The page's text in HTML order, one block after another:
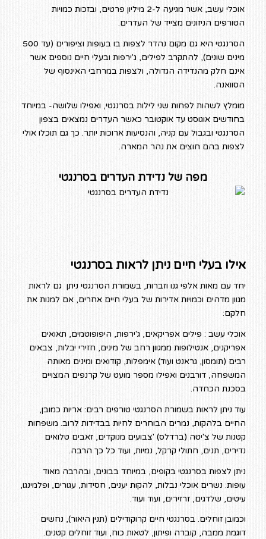
אוכלי עשב, אשר מגיעה ל-2 מיליון פרטים, ובזכות כמויות
הטורפים הניזונים מצייד של העדרים.
הסרנגטי היא גם מקום נהדר לצפות בו בעופות וציפורים (עד 500
מינים שונים), להתקרב לפילים, ג'ירפות ובעלי חיים נוספים אשר
אינם חלק מהנדידה הגדולה, ולצפות במרחבי האינסוף של
הסוואנה.
מומלץ לשהות לפחות שני לילות בסרנגטי, ואפילו שלושה- במיוחד
בחודשים אוגוסט עד אוקטובר כאשר העדרים נמצאים בצפון
הסרנגטי ובגבול עם קניה, והנסיעות ארוכות יותר. כך גם תוכלו אולי
לצפות בהם חוצים את נהר המארה.
מפה של נדידת העדרים בסרנגטי
אילו בעלי חיים ניתן לראות בסרנגטי
יחד עם מאות אלפי גנו וזברות, בשמורת הסרנגטי ניתן גם לראות
מגוון מדהים וכמויות אדירות של בעלי חיים אחרים, אם למנות את
חלקם:
אוכלי עשב : פילים אפריקאים, ג'ירפות, היפופוטמים, תאואים
אפריקנים, אנטילופות ממגוון רחב של מינים, חזירי יבלות, צבאים
רבים (תומסון, גראנט ועוד) אימפלות, קודואים ומינים מאותה
המשפחה, דורבנים ואפילו מספר מועט של קרנפים המצויים
בסכנת הכחדה.
עוד ניתן לראות בשמורת הסרנגטי טורפים רבים: אריות כמובן,
החיים בלהקות, נמרים הבוחרים לחיות בבדידות לרוב. משפחות
קטנות של צ'יטה (ברדלס) 'צבועים מנוקדים, זאבים טלואים
נדירים, תנים, חתולי קרקל, נמיות, ועוד כל כך הרבה.
ניתן לצפות בסרנגטי בקופים, במיוחד בבונים, ובהרבה מאוד
עופות: נשרים אוכלי נבלות, להקות יענים, חסידות, עגורים, ופלמינגו,
עיטים, שלדגים, זרזירים, ועוד ועוד.
וכמובן זוחלים. בסרנגטי חיים קרוקודילים (תנין היאור), נחשים
דוגמת ממבה, קוברה ופיתון, לטאות כוח, ועוד זוחלים קטנים.